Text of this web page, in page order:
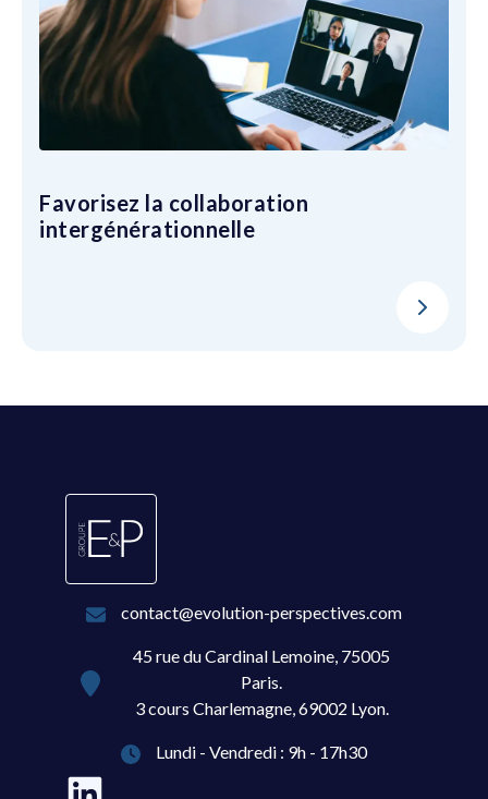
Favorisez la collaboration
intergénérationnelle
contact@evolution-perspectives.com
45 rue du Cardinal Lemoine, 75005
Paris.
3 cours Charlemagne, 69002 Lyon.
Lundi - Vendredi : 9h - 17h30